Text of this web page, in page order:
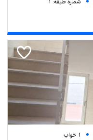
شماره طبقه: 1
1 خواب